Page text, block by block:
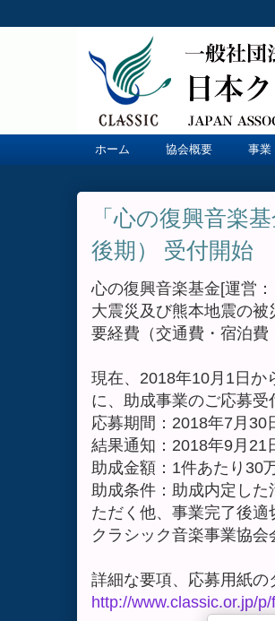
ホーム 協会概要 事業
「心の復興音楽
後期） 受付開始
心の復興音楽基金[運営
大震災及び熊本地震の
要経費（交通費・宿泊
現在、2018年10月1日か
に、助成事業のご応募
応募期間：2018年7月
結果通知：2018年9月
助成金額：1件あたり
助成条件：助成内定し
ただく他、事業完了後
クラシック音楽事業協
詳細な要項、応募用紙
http://www.classic.or.jp/